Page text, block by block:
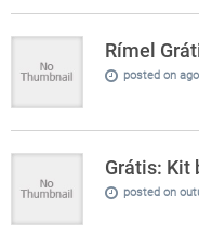
Rímel
posted on
Grátis: Kit
posted on